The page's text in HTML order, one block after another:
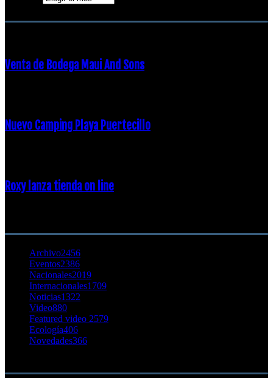
Venta de Bodega Maui And Sons
Nuevo Camping Playa Puertecillo
Roxy lanza tienda on line
Archivo2456
Eventos2386
Nacionales2019
Internacionales1709
Noticias1322
Video880
Featured video 2579
Ecología406
Novedades366